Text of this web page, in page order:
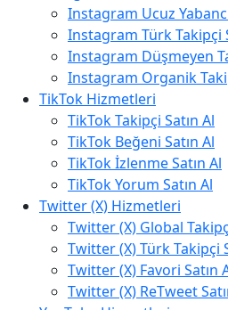
Instagram Ucuz
Instagram Türk Takipçi
Instagram Düşmeyen
Instagram Organik
TikTok Hizmetleri
TikTok Takipçi Satın Al
TikTok Beğeni Satın Al
TikTok İzlenme Satın Al
TikTok Yorum Satın Al
Twitter (X) Hizmetleri
Twitter (X) Global
Twitter (X) Türk Takipçi
Twitter (X) Favori Satın
Twitter (X) ReTweet